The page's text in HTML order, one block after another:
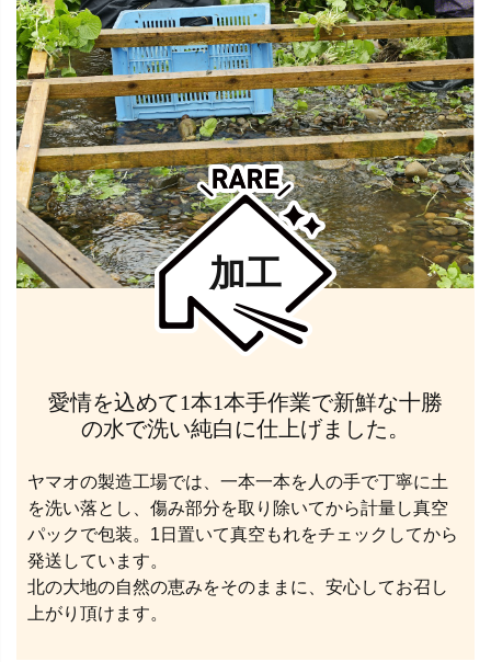
加工
愛情を込めて1本1本手作業で新鮮な十勝
の水で洗い純白に仕上げました。
ヤマオの製造工場では、一本一本を人の手で丁寧に土
を洗い落とし、傷み部分を取り除いてから計量し真空
パックで包装。1日置いて真空もれをチェックしてから
発送しています。
北の大地の自然の恵みをそのままに、安心してお召し
上がり頂けます。